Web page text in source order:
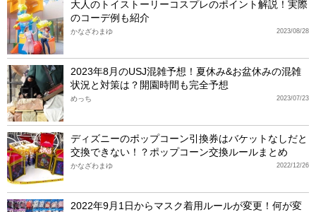
大人のトイストーリーコスプレのポイント解説！実際
のコーデ例も紹介
2023/08/28
かなざわまゆ
2023年8月のUSJ混雑予想！夏休み&お盆休みの混雑
状況と対策は？開園時間も完全予想
2023/07/23
めっち
ディズニーのポップコーン引換券はバケットなしだと
交換できない！？ポップコーン交換ルールまとめ
2022/12/26
かなざわまゆ
2022年9月1日からマスク着用ルールが変更！何が変